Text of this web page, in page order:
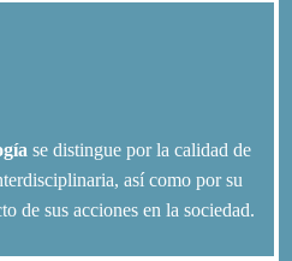
se distingue por la calidad de
así como por su
de sus acciones en la sociedad.